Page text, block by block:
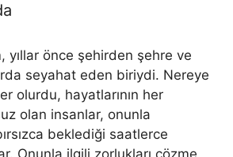
yıllar önce şehirden şehre ve
seyahat eden biriydi. Nereye
olurdu, hayatlarının her
olan insanlar, onunla
beklediği saatlerce
Onunla ilgili zorlukları çözme